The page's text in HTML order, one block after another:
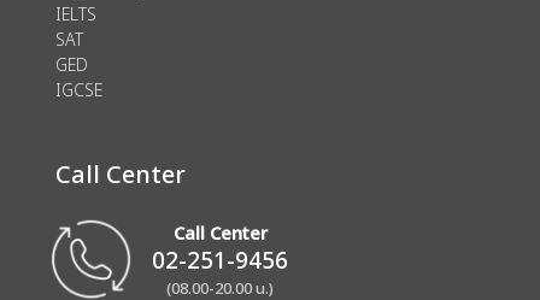
IELTS
SAT
GED
IGCSE
Call Center
Call Center
02-251-9456
(08.00-20.00 น.)